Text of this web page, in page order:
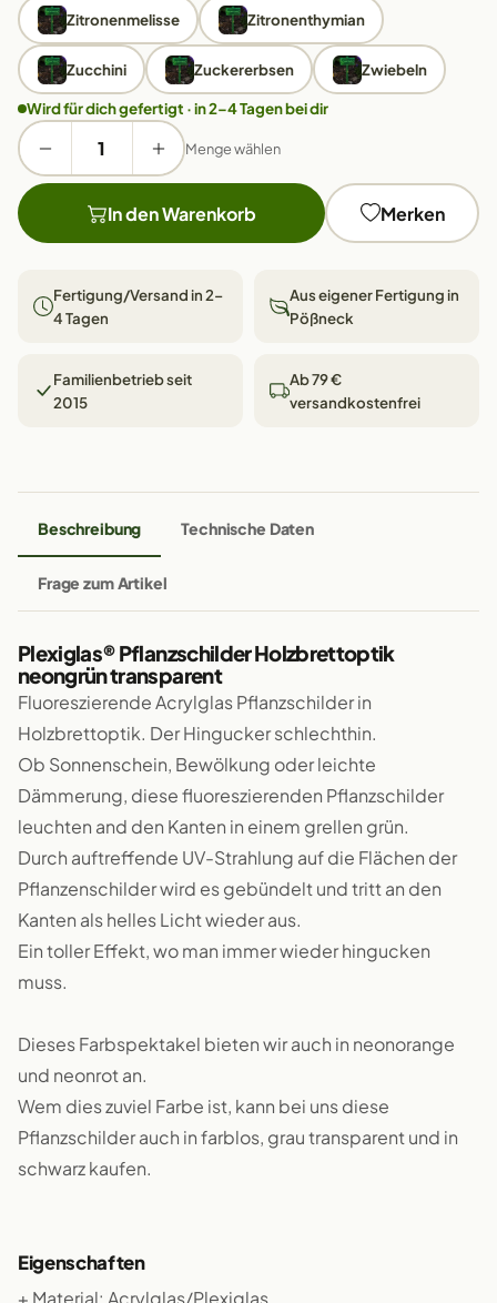
Zitronenmelisse Zitronenthymian
Zucchini Zuckererbsen Zwiebeln
Wird für dich gefertigt · in 2–4 Tagen bei dir
Menge wählen
In den Warenkorb Merken
Fertigung/Versand in 2–
4 Tagen
Aus eigener Fertigung in
Pößneck
Familienbetrieb seit
2015
Ab 79 €
versandkostenfrei
Beschreibung Technische Daten
Frage zum Artikel
Plexiglas® Pflanzschilder Holzbrettoptik
neongrün transparent
Fluoreszierende Acrylglas Pflanzschilder in
Holzbrettoptik. Der Hingucker schlechthin.
Ob Sonnenschein, Bewölkung oder leichte
Dämmerung, diese fluoreszierenden Pflanzschilder
leuchten and den Kanten in einem grellen grün.
Durch auftreffende UV-Strahlung auf die Flächen der
Pflanzenschilder wird es gebündelt und tritt an den
Kanten als helles Licht wieder aus.
Ein toller Effekt, wo man immer wieder hingucken
muss.
Dieses Farbspektakel bieten wir auch in neonorange
und neonrot an.
Wem dies zuviel Farbe ist, kann bei uns diese
Pflanzschilder auch in farblos, grau transparent und in
schwarz kaufen.
Eigenschaften
+ Material: Acrylglas/Plexiglas